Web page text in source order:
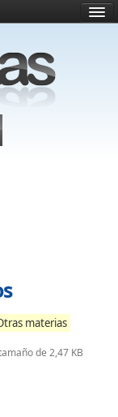
materias
de 2,47 KB